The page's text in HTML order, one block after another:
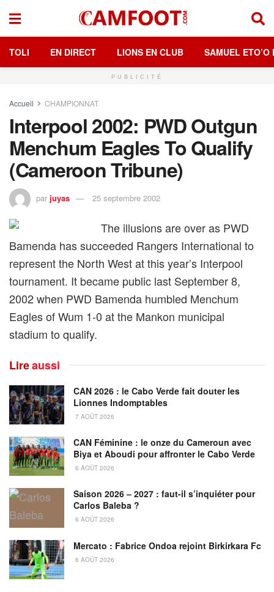
TOLI EN DIRECT LIONS EN CLUB SAMUEL ETO’O
PUBLICITÉ
Accueil CHAMPIONNAT
Interpool 2002: PWD Outgun
Menchum Eagles To Qualify
(Cameroon Tribune)
par juyas 25 septembre 2002
The illusions are over as PWD
Bamenda has succeeded Rangers International to
represent the North West at this year’s Interpool
tournament. It became public last September 8,
2002 when PWD Bamenda humbled Menchum
Eagles of Wum 1-0 at the Mankon municipal
stadium to qualify.
Lireaussi
CAN 2026 : le Cabo Verde fait douter les
Lionnes Indomptables
7 AOÛT 2026
CAN Féminine : le onze du Cameroun avec
Biya et Aboudi pour affronter le Cabo Verde
6 AOÛT 2026
Saison 2026 – 2027 : faut-il s’inquiéter pour
Carlos Baleba ?
6 AOÛT 2026
Mercato : Fabrice Ondoa rejoint Birkirkara Fc
6 AOÛT 2026